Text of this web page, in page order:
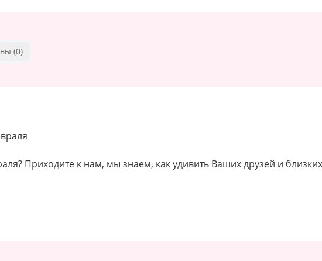
(0)
Приходите к нам, мы знаем, как удивить Ваших друзей и